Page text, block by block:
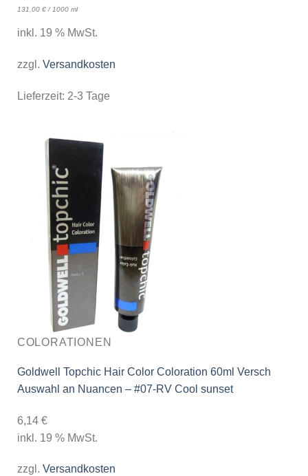
131,00 €/ 1000 ml
inkl. 19 % MwSt.
zzgl. Versandkosten
Lieferzeit: 2-3 Tage
COLORATIONEN
Goldwell Topchic Hair Color Coloration 60ml Versch
Auswahl an Nuancen – #07-RV Cool sunset
6,14 €
inkl. 19 % MwSt.
zzgl. Versandkosten